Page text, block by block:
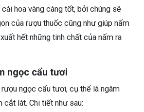
hoa vàng càng tốt, bởi chúng sẽ
của rượu thuốc cũng như giúp nấm
hết những tinh chất của nấm ra
ngọc cẩu tươi
ngọc cẩu tươi, cụ thể là ngâm
cắt lát. Chi tiết như sau: